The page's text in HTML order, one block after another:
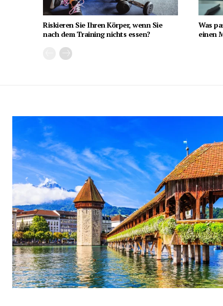
Riskieren Sie Ihren Körper, wenn Sie
nach dem Training nichts essen?
Was
einen